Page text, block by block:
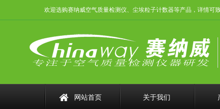
欢迎选购赛纳威空气质量检测仪、尘埃粒子计数器等产品，详情可
网站首页 关于我们